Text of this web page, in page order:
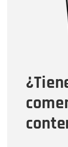
Correo
Tipo de
Mensaje